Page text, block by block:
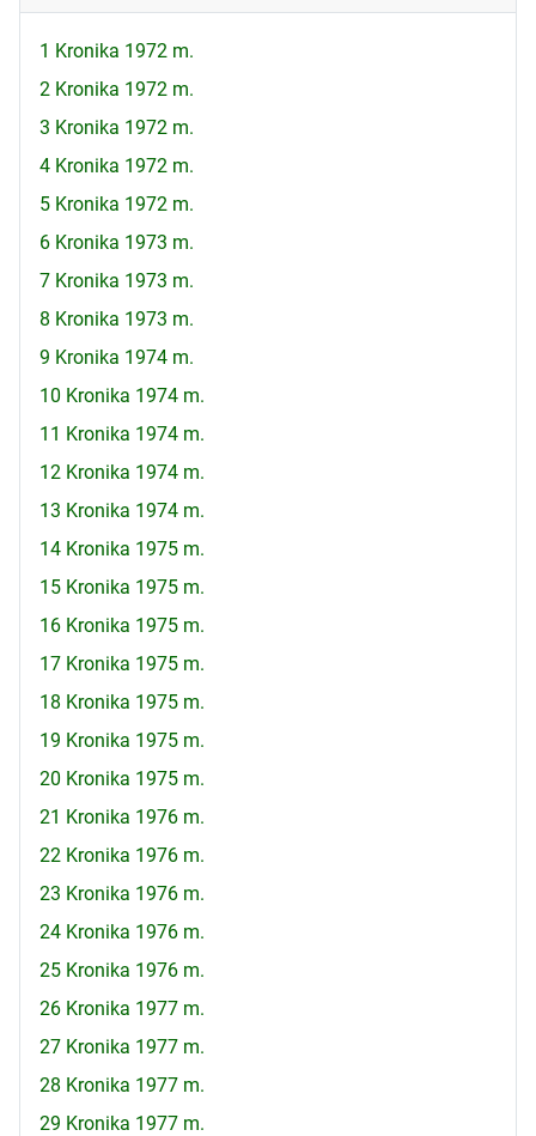
1 Kronika 1972 m.
2 Kronika 1972 m.
3 Kronika 1972 m.
4 Kronika 1972 m.
5 Kronika 1972 m.
6 Kronika 1973 m.
7 Kronika 1973 m.
8 Kronika 1973 m.
9 Kronika 1974 m.
10 Kronika 1974 m.
11 Kronika 1974 m.
12 Kronika 1974 m.
13 Kronika 1974 m.
14 Kronika 1975 m.
15 Kronika 1975 m.
16 Kronika 1975 m.
17 Kronika 1975 m.
18 Kronika 1975 m.
19 Kronika 1975 m.
20 Kronika 1975 m.
21 Kronika 1976 m.
22 Kronika 1976 m.
23 Kronika 1976 m.
24 Kronika 1976 m.
25 Kronika 1976 m.
26 Kronika 1977 m.
27 Kronika 1977 m.
28 Kronika 1977 m.
29 Kronika 1977 m.